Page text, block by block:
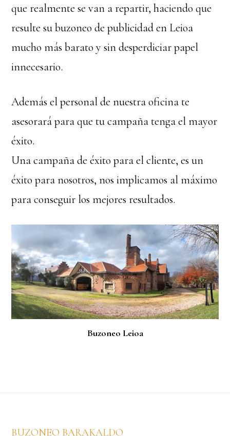
que realmente se van a repartir, haciendo que
resulte su buzoneo de publicidad en Leioa
mucho más barato y sin desperdiciar papel
innecesario.
Además el personal de nuestra oficina te
asesorará para que tu campaña tenga el mayor
éxito.
Una campaña de éxito para el cliente, es un
éxito para nosotros, nos implicamos al máximo
para conseguir los mejores resultados.
Buzoneo Leioa
BUZONEO BARAKALDO